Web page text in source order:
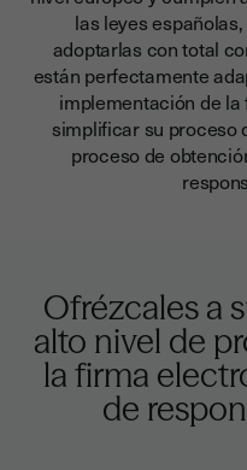
las leyes
adoptarlas con total
están perfectamente
implementación de
simplificar su proceso
proceso de
Ofrézcales a
alto nivel de
la firma
de